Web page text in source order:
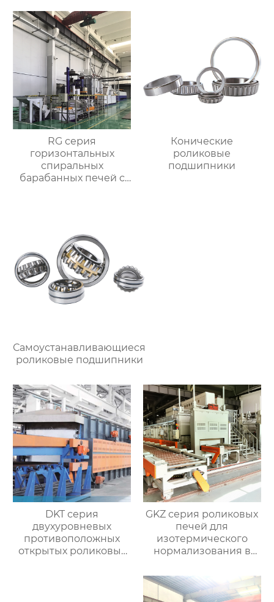
RG серия
горизонтальных
спиральных
барабанных печей с
Конические
роликовые
подшипники
Самоустанавливающиеся
роликовые подшипники
DKT серия
двухуровневых
противоположных
открытых роликовых
GKZ серия роликовых
печей для
изотермического
нормализования в
процессе